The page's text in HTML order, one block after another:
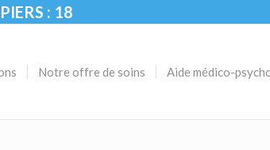
: 18
Notre offre de soins Aide médico-